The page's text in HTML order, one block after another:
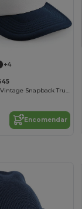
+4
Boné Masculino Vintage Snapback Trucker
Encomendar